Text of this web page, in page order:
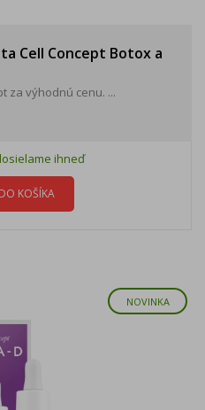
Cell Concept Botox a
za výhodnú cenu. ...
ihneď
KOŠÍKA
NOVINKA